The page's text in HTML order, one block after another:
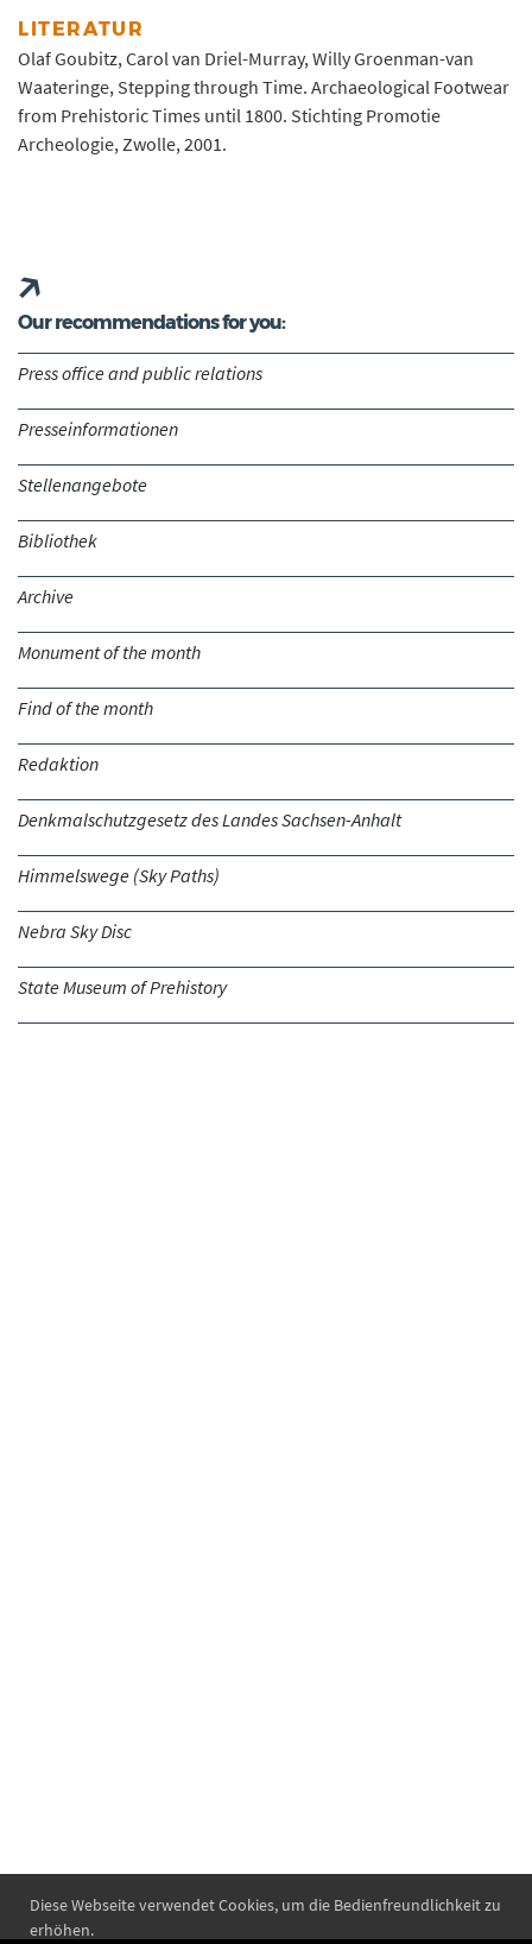
Diese Webseite verwendet Cookies, um die Bedienfreundlichkeit zu
erhöhen.
LITERATUR
Olaf Goubitz, Carol van Driel-Murray, Willy Groenman-van
Waateringe, Stepping through Time. Archaeological Footwear
from Prehistoric Times until 1800. Stichting Promotie
Archeologie, Zwolle, 2001.
Our recommendations for you:
Press office and public relations
Presseinformationen
Stellenangebote
Bibliothek
Archive
Monument of the month
Find of the month
Redaktion
Denkmalschutzgesetz des Landes Sachsen-Anhalt
Himmelswege (Sky Paths)
Nebra Sky Disc
State Museum of Prehistory